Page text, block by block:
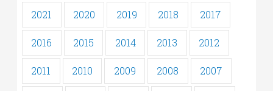
2021 2020 2019 2018 2017
2016 2015 2014 2013 2012
2011 2010 2009 2008 2007